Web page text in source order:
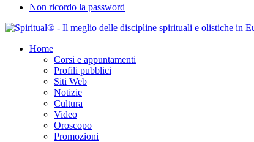
Non ricordo la password
Home
Corsi e appuntamenti
Profili pubblici
Siti Web
Notizie
Cultura
Video
Oroscopo
Promozioni